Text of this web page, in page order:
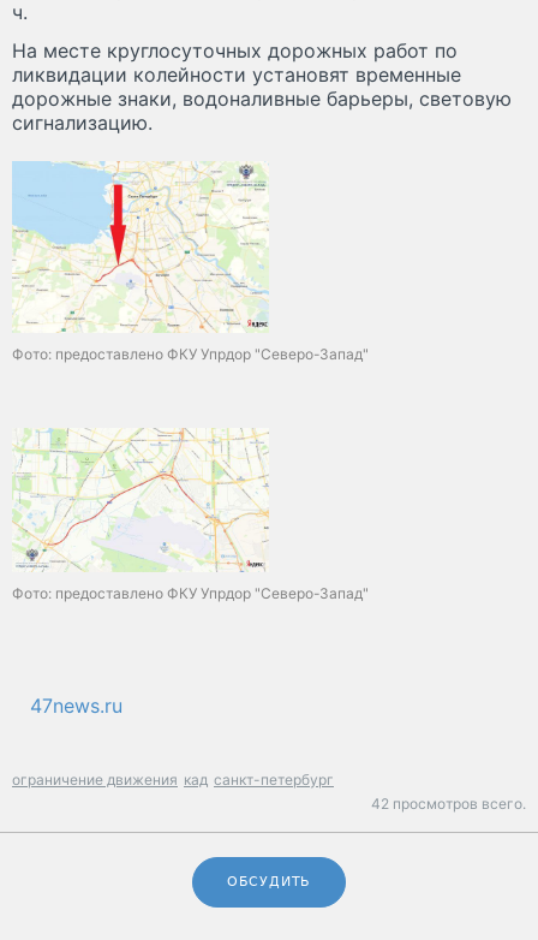
ч.
На месте круглосуточных дорожных работ по
ликвидации колейности установят временные
дорожные знаки, водоналивные барьеры, световую
сигнализацию.
Фото: предоставлено ФКУ Упрдор "Северо-Запад"
Фото: предоставлено ФКУ Упрдор "Северо-Запад"
47news.ru
ограничение движения кад санкт-петербург
42 просмотров всего.
ОБСУДИТЬ